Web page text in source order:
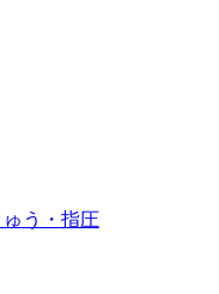
ゅう・指圧